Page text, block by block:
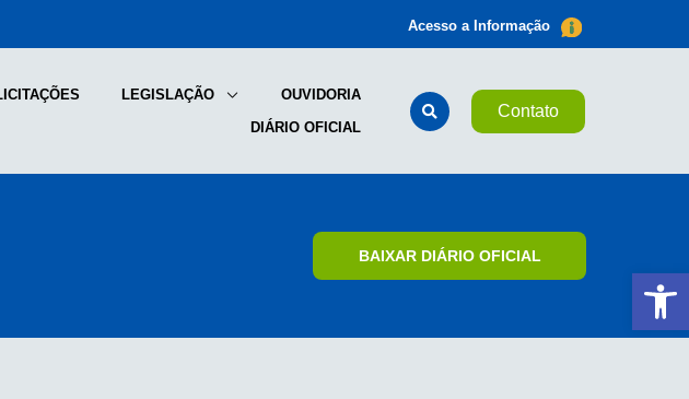
Acesso a Informação
LEGISLAÇÃO
OUVIDORIA
DIÁRIO OFICIAL
Contato
BAIXAR DIÁRIO OFICIAL